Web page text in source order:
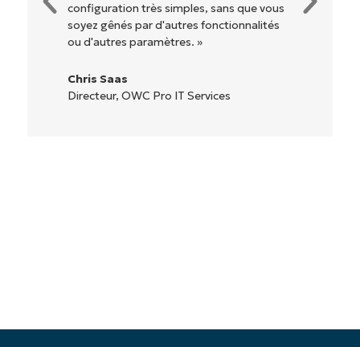
configuration très simples, sans que vous
soyez gênés par d'autres fonctionnalités
ou d'autres paramètres. »
Chris Saas
Directeur, OWC Pro IT Services